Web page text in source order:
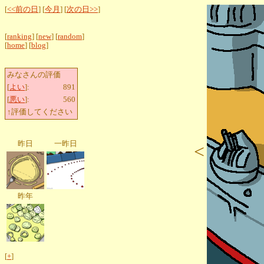
[<<前の日 ] [今月 ] [次の日>>]
[ranking] [new] [random]
[home] [blog]
みなさんの評価
[よい]:
891
[悪い]:
560
↑評価してください
昨日 一昨日
昨年
[+]
<